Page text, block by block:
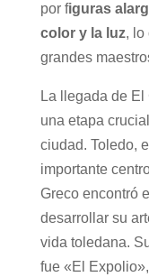
por figuras
color y la luz, lo
grandes
La llegada de El
una etapa
ciudad. Toledo,
importante
Greco encontró
desarrollar su
vida toledana.
fue «El